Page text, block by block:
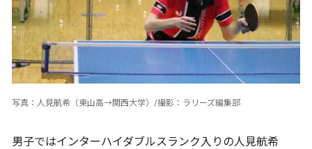
写真：人見航希（東山高→関西大学）/撮影：ラリーズ編集部
男子ではインターハイダブルスランク入りの人見航希